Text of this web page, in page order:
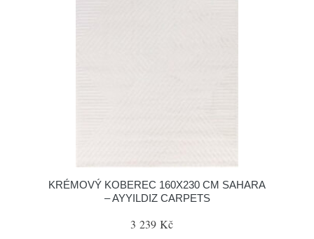
KRÉMOVÝ KOBEREC 160X230 CM SAHARA
– AYYILDIZ CARPETS
3 239 Kč